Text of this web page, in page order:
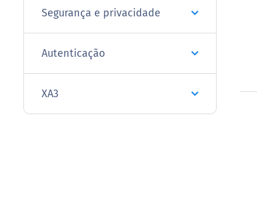
Segurança e privacidade
Autenticação
XA3